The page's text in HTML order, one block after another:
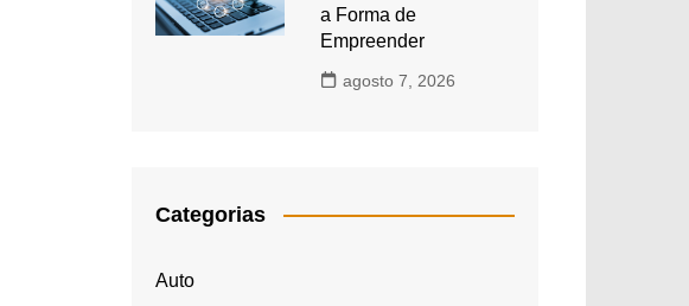
a Forma de
Empreender
agosto 7, 2026
Categorias
Auto